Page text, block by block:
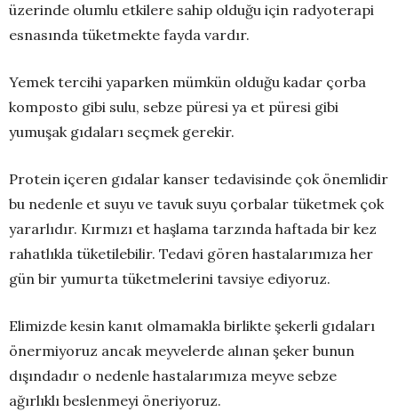
üzerinde olumlu etkilere sahip olduğu için radyoterapi
esnasında tüketmekte fayda vardır.
Yemek tercihi yaparken mümkün olduğu kadar çorba
komposto gibi sulu, sebze püresi ya et püresi gibi
yumuşak gıdaları seçmek gerekir.
Protein içeren gıdalar kanser tedavisinde çok önemlidir
bu nedenle et suyu ve tavuk suyu çorbalar tüketmek çok
yararlıdır. Kırmızı et haşlama tarzında haftada bir kez
rahatlıkla tüketilebilir. Tedavi gören hastalarımıza her
gün bir yumurta tüketmelerini tavsiye ediyoruz.
Elimizde kesin kanıt olmamakla birlikte şekerli gıdaları
önermiyoruz ancak meyvelerde alınan şeker bunun
dışındadır o nedenle hastalarımıza meyve sebze
ağırlıklı beslenmeyi öneriyoruz.